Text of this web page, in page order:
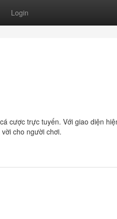
Login
cược trực tuyến. Với giao diện
cho người chơi.